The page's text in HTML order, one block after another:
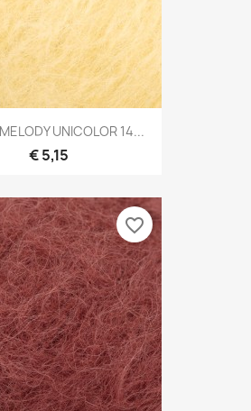
UNICOLOR 14...
€ 5,15
favorite_border